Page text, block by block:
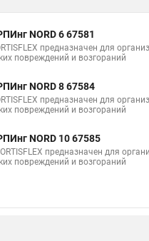
NORD 6 67581
предназначен для
повреждений и возгораний
NORD 8 67584
предназначен для
повреждений и возгораний
NORD 10 67585
предназначен для
повреждений и возгораний